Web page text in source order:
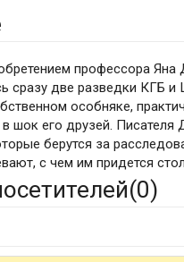
профессора
сразу две разведки КГБ и
особняке,
в шок его друзей.
берутся за
с чем им придется
0)